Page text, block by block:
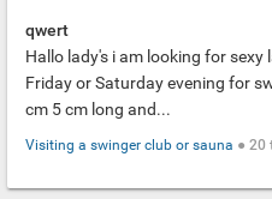
qwert
Hallo lady's i am looking for
Friday or Saturday evening for
cm 5 cm long and...
Visiting a swinger club or sauna ● 20